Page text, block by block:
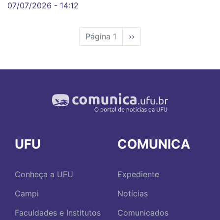
07/07/2026 - 14:12
Página 1
Próxima
página
››
UFU
Conheça a UFU
Campi
Faculdades e Institutos
COMUNICA
Expediente
Notícias
Comunicados